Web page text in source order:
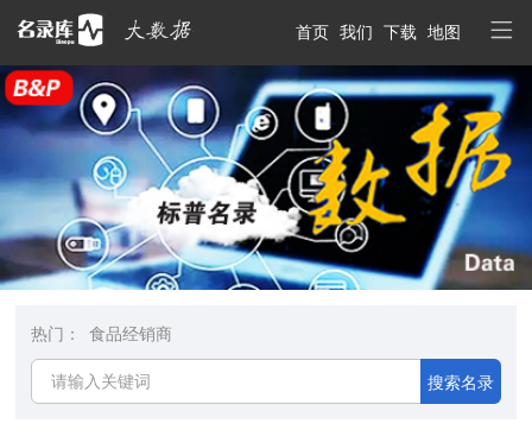
首页 我们 下载 地图
热门： 食品经销商
搜索名录